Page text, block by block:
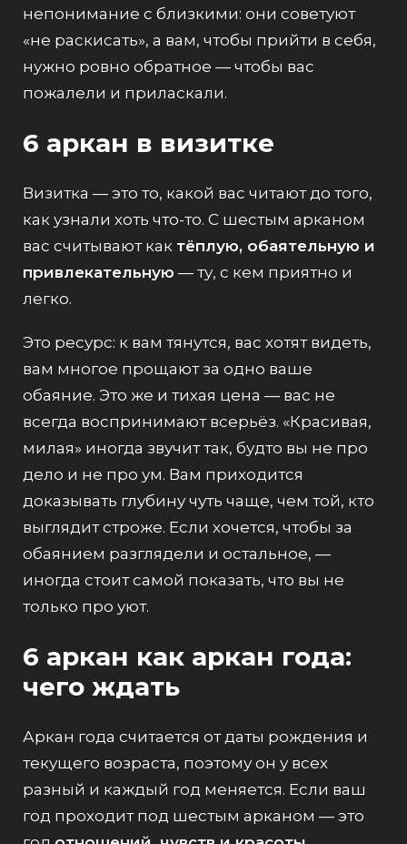
непонимание с близкими: они советуют
«не раскисать», а вам, чтобы прийти в себя,
нужно ровно обратное — чтобы вас
пожалели и приласкали.
6 аркан в визитке
Визитка — это то, какой вас читают до того,
как узнали хоть что-то. С шестым арканом
вас считывают как тёплую, обаятельную и
привлекательную — ту, с кем приятно и
легко.
Это ресурс: к вам тянутся, вас хотят видеть,
вам многое прощают за одно ваше
обаяние. Это же и тихая цена — вас не
всегда воспринимают всерьёз. «Красивая,
милая» иногда звучит так, будто вы не про
дело и не про ум. Вам приходится
доказывать глубину чуть чаще, чем той, кто
выглядит строже. Если хочется, чтобы за
обаянием разглядели и остальное, —
иногда стоит самой показать, что вы не
только про уют.
6 аркан как аркан года:
чего ждать
Аркан года считается от даты рождения и
текущего возраста, поэтому он у всех
разный и каждый год меняется. Если ваш
год проходит под шестым арканом — это